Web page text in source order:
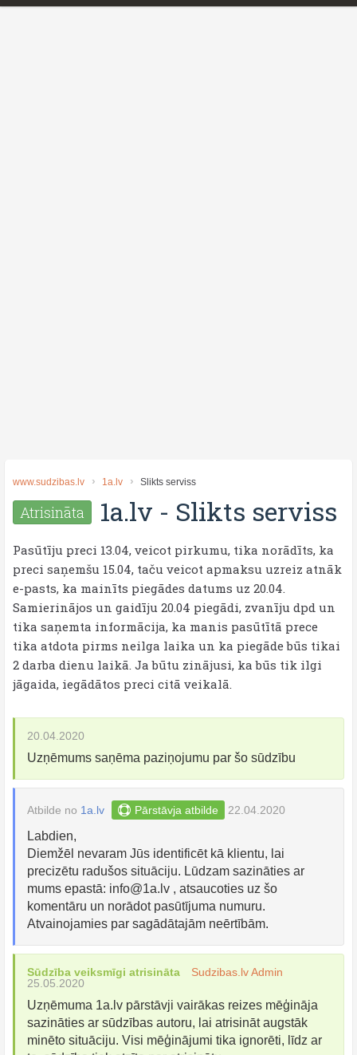
www.sudzibas.lv 1a.lv Slikts serviss
Atrisināta 1a.lv - Slikts serviss
Pasūtīju preci 13.04, veicot pirkumu, tika norādīts, ka
preci saņemšu 15.04, taču veicot apmaksu uzreiz atnāk
e-pasts, ka mainīts piegādes datums uz 20.04.
Samierinājos un gaidīju 20.04 piegādi, zvanīju dpd un
tika saņemta informācija, ka manis pasūtītā prece
tika atdota pirms neilga laika un ka piegāde būs tikai
2 darba dienu laikā. Ja būtu zinājusi, ka būs tik ilgi
jāgaida, iegādātos preci citā veikalā.
20.04.2020
Uzņēmums saņēma paziņojumu par šo sūdzību
Atbilde no 1a.lv Pārstāvja atbilde 22.04.2020
Labdien,
Diemžēl nevaram Jūs identificēt kā klientu, lai
precizētu radušos situāciju. Lūdzam sazināties ar
mums epastā: info@1a.lv , atsaucoties uz šo
komentāru un norādot pasūtījuma numuru.
Atvainojamies par sagādātajām neērtībām.
Sūdzība veiksmīgi atrisināta
Sudzibas.lv Admin
25.05.2020
Uzņēmuma 1a.lv pārstāvji vairākas reizes mēģināja
sazināties ar sūdzības autoru, lai atrisināt augstāk
minēto situāciju. Visi mēģinājumi tika ignorēti, līdz ar